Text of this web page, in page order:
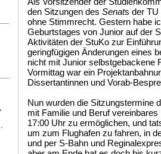
den Sitzungen des Senats der TU
ohne Stimmrecht. Gestern habe
Geburtstages von Junior auf der
Aktivitäten der StuKo zur
geringfügigen Änderungen eines
nicht mit Junior selbstgebackene
Vormittag war ein
Dissertantinnen und Vorab-
Nun wurden die Sitzungstermine
mit Familie und Beruf
17:00 Uhr zu ermöglichen, und
um zum Flughafen zu fahren, in
und per S-Bahn und